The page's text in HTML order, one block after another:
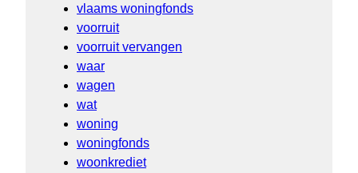
vlaams woningfonds
voorruit
voorruit vervangen
waar
wagen
wat
woning
woningfonds
woonkrediet